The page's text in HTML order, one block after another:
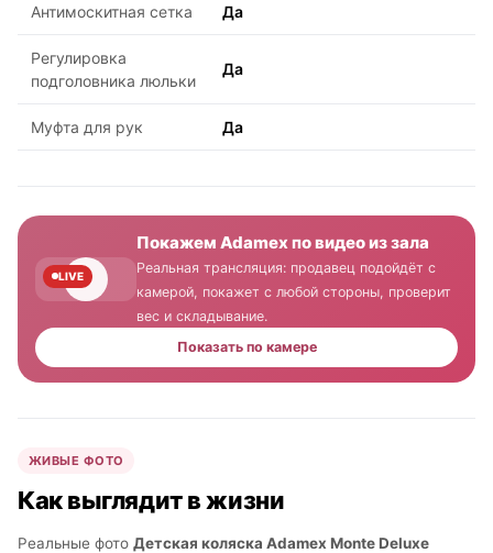
Антимоскитная сетка Да
Регулировка
подголовника люльки
Да
Муфта для рук Да
LIVE
Покажем Adamex по видео из зала
Реальная трансляция: продавец подойдёт с
камерой, покажет с любой стороны, проверит
вес и складывание.
Показать по камере
ЖИВЫЕ ФОТО
Как выглядит в жизни
Реальные фото Детская коляска Adamex Monte Deluxe